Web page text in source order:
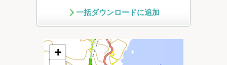
ピックアップコンテンツ
Foreign Laguage
一括ダウンロードに追加
+